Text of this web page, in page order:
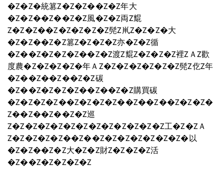
�Z�Z�統篡Z�Z�Z��Z�Z年大
�Z�Z��Z��Z�Z風�Z�Z両Z尡
Z�Z�Z��Z�Z�Z�Z�Z髡Z鼡Z�Z�Z�大
�Z�Z��Z�Z篡Z�Z�Z�Z亦�Z�Z循
�Z��Z�Z�Z�Z��Z�Z渡Z尡Z�Z�Z�Z裡ZＡZ歡
度農�Z�Z�Z�Z�年ＡZ�Z�Z�Z�Z�Z�Z髡Z仡Z年
�Z��Z��Z��Z�Z碳
�Z��Z�Z�Z�Z��Z��Z�Z購買碳
�Z�Z�Z�Z��Z�Z�Z�Z��Z��Z��Z�Z�Z�
Z��Z��Z��Z�Z巡
Z�Z�Z�Z�Z�Z�Z�Z�Z�Z�Z�Z�Z工�Z�ZＡ
Z�Z�Z�Z�Z��Z��Z�Z�Z�Z�Z�Z�Z�以
�Z�Z��Z�Z大�Z�Z財Z�Z�Z�Z活
�Z��Z�Z�Z�Z�Z